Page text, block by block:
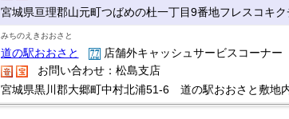
宮城県亘理郡山元町つばめの杜一丁目9番地フレスコキ
みちのえきおおさと
道の駅おおさと
店舗外キャッシュサービスコーナー
お問い合わせ：松島支店
宮城県黒川郡大郷町中村北浦51-6 道の駅おおさと敷地